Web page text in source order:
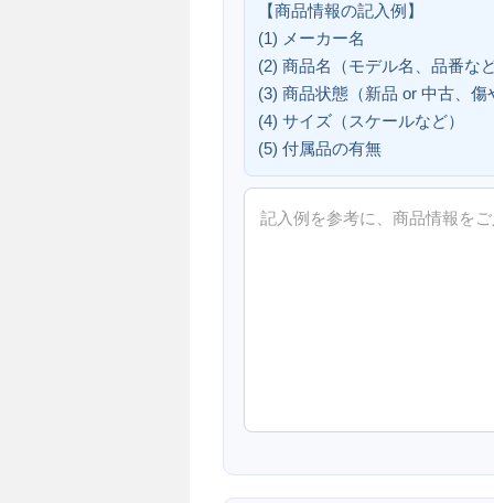
【商品情報の記入例】
(1) メーカー名
(2) 商品名（モデル名、品番な
(3) 商品状態（新品 or 中古、傷
(4) サイズ（スケールなど）
(5) 付属品の有無